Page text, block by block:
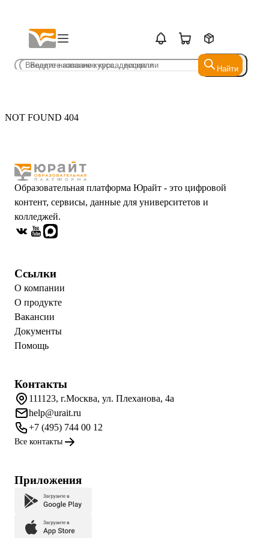
Найти
Найти
NOT FOUND 404
Образовательная платформа Юрайт - это цифровой
контент, сервисы, данные для университетов и
колледжей.
Ссылки
О компании
О продукте
Вакансии
Документы
Помощь
Контакты
111123, г.Москва, ул. Плеханова, 4а
help@urait.ru
+7 (495) 744 00 12
Все контакты
Приложения